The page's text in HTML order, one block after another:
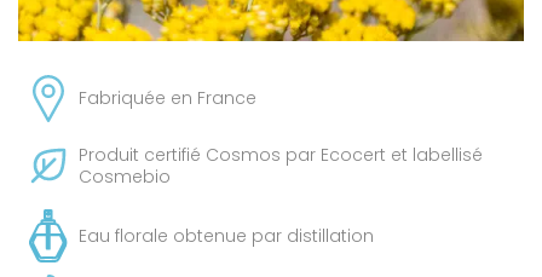
Fabriquée en France
Produit certifié Cosmos par Ecocert et labellisé
Cosmebio
Eau florale obtenue par distillation